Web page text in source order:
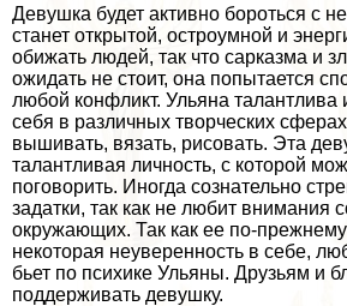
Девушка будет активно бороться с
станет открытой, остроумной и
обижать людей, так что сарказма и
ожидать не стоит, она попытается
любой конфликт. Ульяна талантлива
себя в различных творческих
вышивать, вязать, рисовать. Эта
талантливая личность, с которой
поговорить. Иногда сознательно
задатки, так как не любит внимания
окружающих. Так как ее по-
некоторая неуверенность в себе,
бьет по психике Ульяны. Друзьям и
поддерживать дeвyшку.